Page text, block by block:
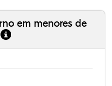
em menores de